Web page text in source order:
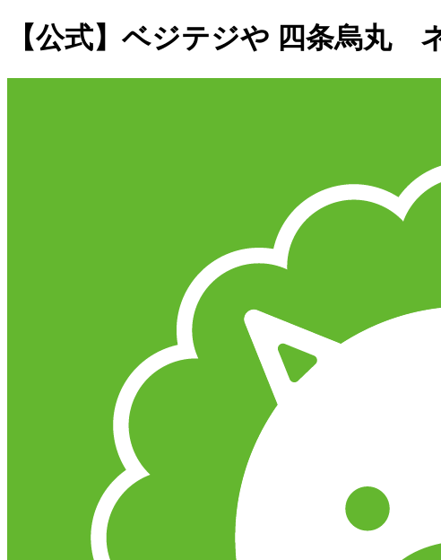
【公式】ベジテジや 四条烏丸